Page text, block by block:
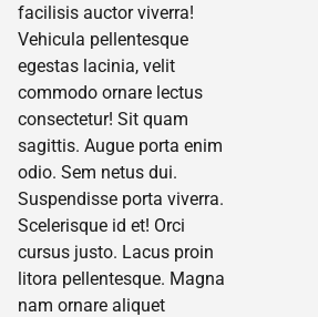
facilisis auctor viverra!
Vehicula pellentesque
egestas lacinia, velit
commodo ornare lectus
consectetur! Sit quam
sagittis. Augue porta enim
odio. Sem netus dui.
Suspendisse porta viverra.
Scelerisque id et! Orci
cursus justo. Lacus proin
litora pellentesque. Magna
nam ornare aliquet